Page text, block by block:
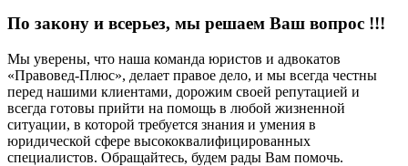
По закону и всерьез, мы решаем Ваш вопрос !!!
Мы уверены, что наша команда юристов и адвокатов
«Правовед-Плюс», делает правое дело, и мы всегда честны
перед нашими клиентами, дорожим своей репутацией и
всегда готовы прийти на помощь в любой жизненной
ситуации, в которой требуется знания и умения в
юридической сфере высококвалифицированных
специалистов. Обращайтесь, будем рады Вам помочь.